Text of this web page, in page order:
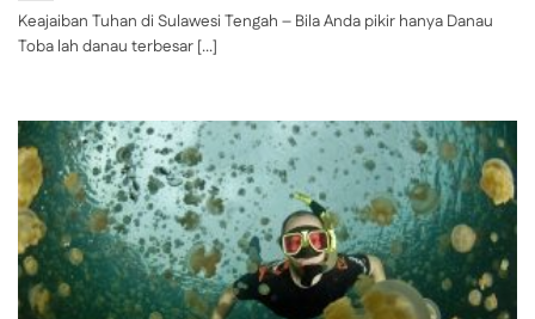
Keajaiban Tuhan di Sulawesi Tengah – Bila Anda pikir hanya Danau
Toba lah danau terbesar [...]